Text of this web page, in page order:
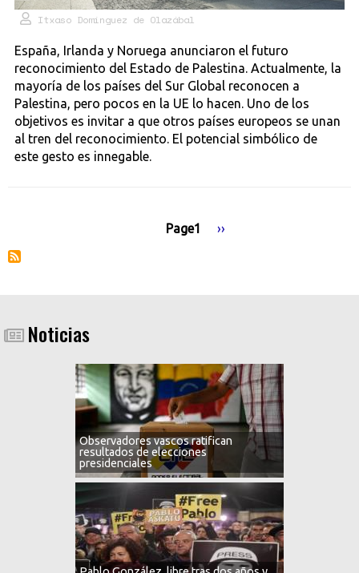
Itxaso Domínguez de Olazábal
España, Irlanda y Noruega anunciaron el futuro
reconocimiento del Estado de Palestina. Actualmente, la
mayoría de los países del Sur Global reconocen a
Palestina, pero pocos en la UE lo hacen. Uno de los
objetivos es invitar a que otros países europeos se unan
al tren del reconocimiento. El potencial simbólico de
este gesto es innegable.
Page1
Siguiente
››
Noticias
Observadores vascos ratifican
resultados de elecciones
presidenciales